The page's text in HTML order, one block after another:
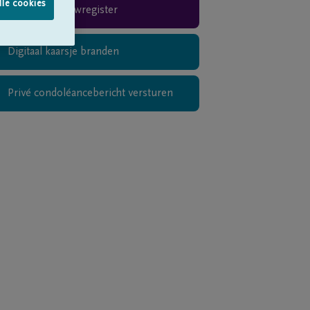
Rouwregister
Digitaal kaarsje branden
Privé condoléancebericht versturen
cookies